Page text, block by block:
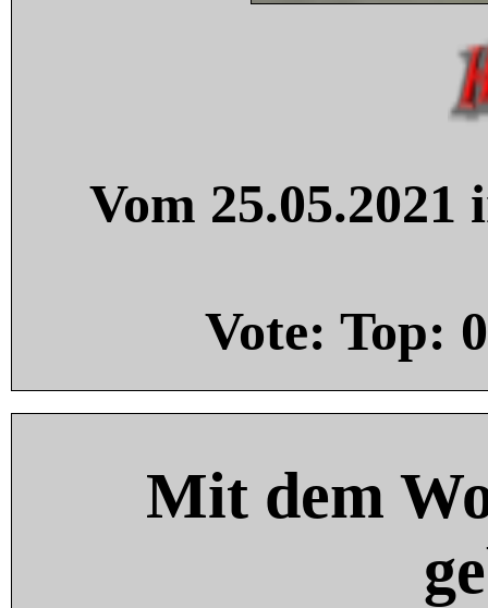
Vom
Vote: Top: 0
Mit dem